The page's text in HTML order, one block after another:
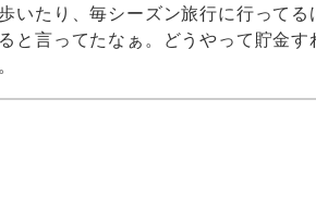
いたり、毎シーズン旅行に行ってる
と言ってたなぁ。どうやって貯金す